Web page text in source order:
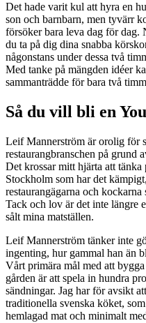
Det hade varit kul att hyra en
son och barnbarn, men tyvärr
försöker bara leva dag för dag.
du ta på dig dina snabba
någonstans under dessa två
Med tanke på mängden idéer
sammanträdde för bara två
Så du vill bli en
Leif Mannerström är orolig för
restaurangbranschen på grund
Det krossar mitt hjärta att
Stockholm som har det
restaurangägarna och
Tack och lov är det inte längre
sålt mina matställen.
Leif Mannerström tänker inte
ingenting, hur gammal han än
Vårt primära mål med att
gården är att spela in hundra
sändningar. Jag har för avsikt
traditionella svenska köket,
hemlagad mat och minimalt